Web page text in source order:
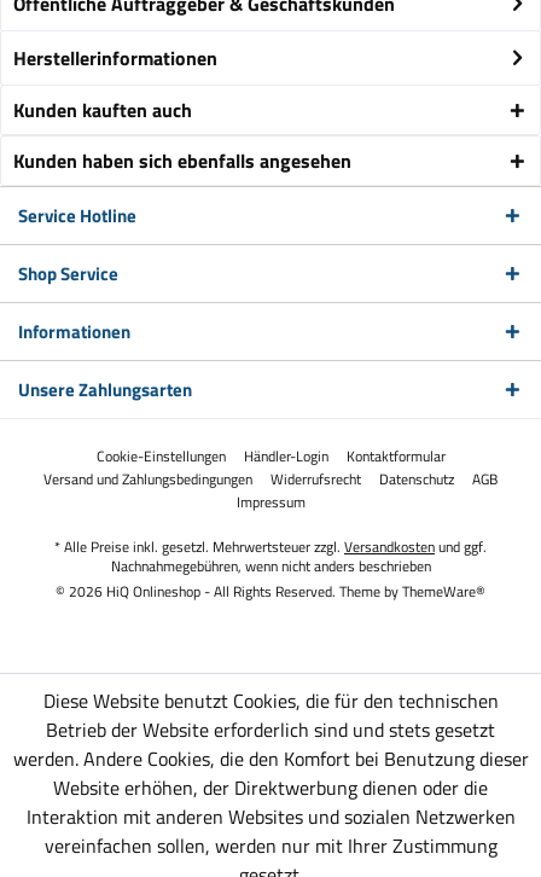
Herstellerinformationen
Kunden kauften auch
Kunden haben sich ebenfalls angesehen
Service Hotline
Shop Service
Informationen
Unsere Zahlungsarten
Cookie-Einstellungen Händler-Login
Kontaktformular
Versand und Zahlungsbedingungen
Widerrufsrecht Datenschutz
AGB
Impressum
* Alle Preise inkl. gesetzl. Mehrwertsteuer zzgl. Versandkostenund ggf.
Nachnahmegebühren, wenn nicht anders beschrieben
© 2026 HiQ Onlineshop - All Rights Reserved. Theme byThemeWare®
Diese Website benutzt Cookies, die für den technischen
Betrieb der Website erforderlich sind und stets gesetzt
werden. Andere Cookies, die den Komfort bei Benutzung dieser
Website erhöhen, der Direktwerbung dienen oder die
Interaktion mit anderen Websites und sozialen Netzwerken
vereinfachen sollen, werden nur mit Ihrer Zustimmung